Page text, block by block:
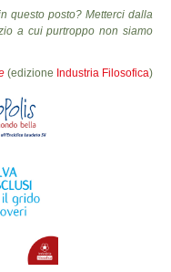
questo posto? Metterci dalla
a cui purtroppo non siamo
(edizione Industria Filosofica)